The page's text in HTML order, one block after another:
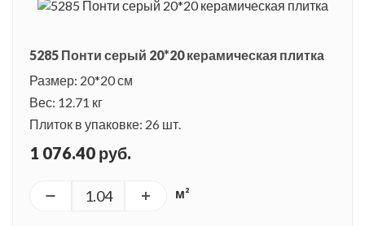
5285 Понти серый 20*20 керамическая плитка
Размер: 20*20 см
Вес: 12.71 кг
Плиток в упаковке: 26 шт.
1 076.40 руб.
м²